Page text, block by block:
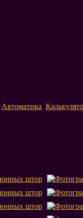
Автоматика